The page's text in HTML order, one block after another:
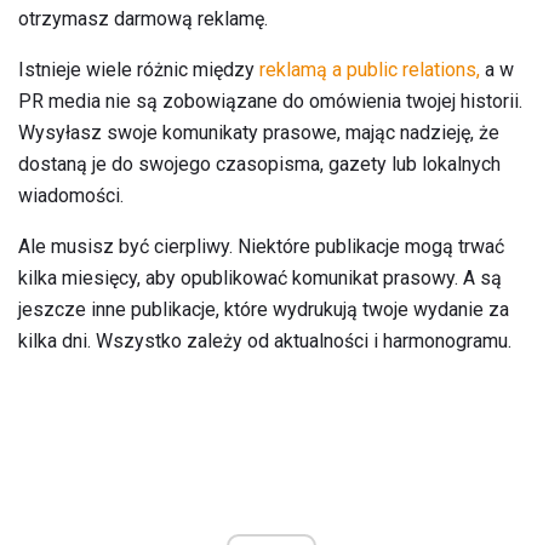
otrzymasz darmową reklamę.
Istnieje wiele różnic między reklamą a public relations, a w
PR media nie są zobowiązane do omówienia twojej historii.
Wysyłasz swoje komunikaty prasowe, mając nadzieję, że
dostaną je do swojego czasopisma, gazety lub lokalnych
wiadomości.
Ale musisz być cierpliwy. Niektóre publikacje mogą trwać
kilka miesięcy, aby opublikować komunikat prasowy. A są
jeszcze inne publikacje, które wydrukują twoje wydanie za
kilka dni. Wszystko zależy od aktualności i harmonogramu.